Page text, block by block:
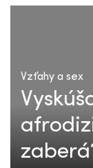
Vzťahy a sex